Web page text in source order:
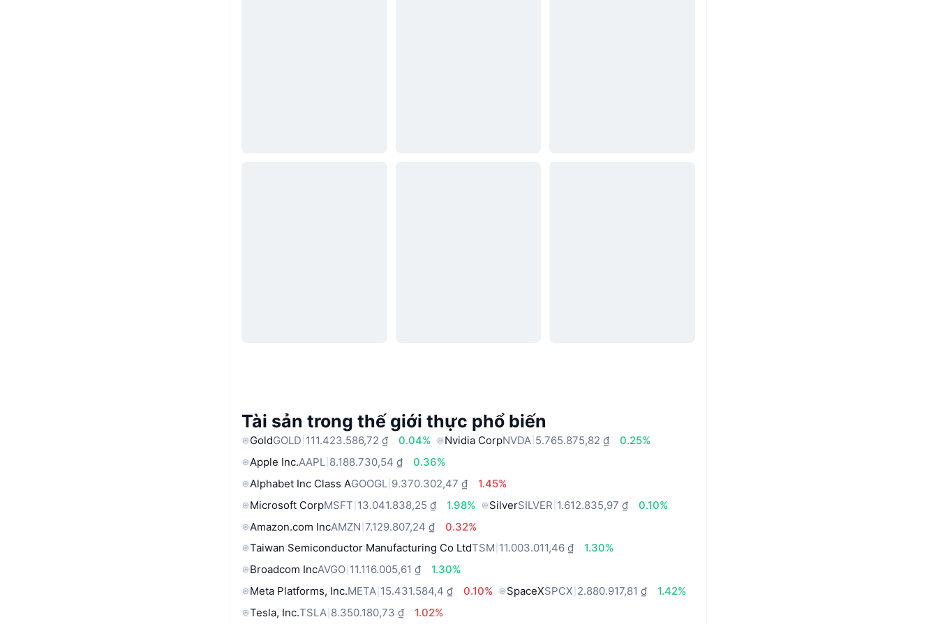
Tài sản trong thế giới thực phổ biến
GoldGOLD 111.423.586,72 ₫ 0.04% Nvidia CorpNVDA 5.765.875,82 ₫
0.25%
Apple Inc.AAPL 8.188.730,54 ₫
0.36%
Alphabet Inc Class AGOOGL 9.370.302,47 ₫
1.45%
Microsoft CorpMSFT 13.041.838,25 ₫ 1.98% SilverSILVER 1.612.835,97 ₫
0.10%
Amazon.com IncAMZN 7.129.807,24 ₫
0.32%
Taiwan Semiconductor Manufacturing Co LtdTSM 11.003.011,46 ₫
1.30%
Broadcom IncAVGO 11.116.005,61 ₫
1.30%
Meta Platforms, Inc.META 15.431.584,4 ₫ 0.10% SpaceXSPCX 2.880.917,81 ₫
1.42%
Tesla, Inc.TSLA 8.350.180,73 ₫ 1.02%